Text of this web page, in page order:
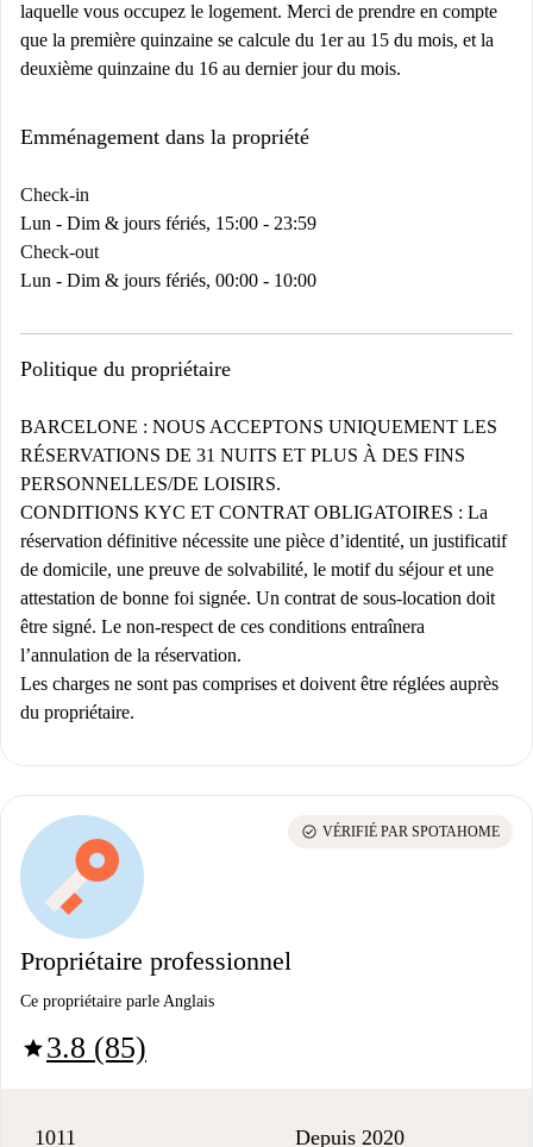
laquelle vous occupez le logement. Merci de prendre en compte
que la première quinzaine se calcule du 1er au 15 du mois, et la
deuxième quinzaine du 16 au dernier jour du mois.
Emménagement dans la propriété
Check-in
Lun - Dim & jours fériés, 15:00 - 23:59
Check-out
Lun - Dim & jours fériés, 00:00 - 10:00
Politique du propriétaire
BARCELONE : NOUS ACCEPTONS UNIQUEMENT LES
RÉSERVATIONS DE 31 NUITS ET PLUS À DES FINS
PERSONNELLES/DE LOISIRS.
CONDITIONS KYC ET CONTRAT OBLIGATOIRES : La
réservation définitive nécessite une pièce d’identité, un justificatif
de domicile, une preuve de solvabilité, le motif du séjour et une
attestation de bonne foi signée. Un contrat de sous-location doit
être signé. Le non-respect de ces conditions entraînera
l’annulation de la réservation.
Les charges ne sont pas comprises et doivent être réglées auprès
du propriétaire.
Propriétaire professionnel
Ce propriétaire parle Anglais
star3.8 (85)
check_circle VÉRIFIÉ PAR SPOTAHOME
1011 Depuis 2020